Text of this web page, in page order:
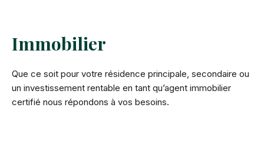
Immobilier
Que ce soit pour votre résidence principale, secondaire ou
un investissement rentable en tant qu’agent immobilier
certifié nous répondons à vos besoins.